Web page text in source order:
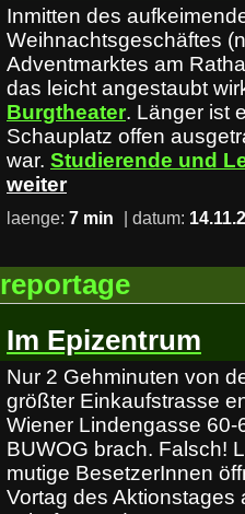
Inmitten des
Weihnachtsgeschäftes
Adventmarktes am
das leicht angestaubt
Burgtheater. Länger ist
Schauplatz offen
war. Studierende und
weiter
laenge: 7 min | datum:
reportage
Im Epizentrum
Nur 2 Gehminuten von
größter Einkaufstrasse
Wiener Lindengasse
BUWOG brach. Falsch!
mutige BesetzerInnen
Vortag des Aktionstages